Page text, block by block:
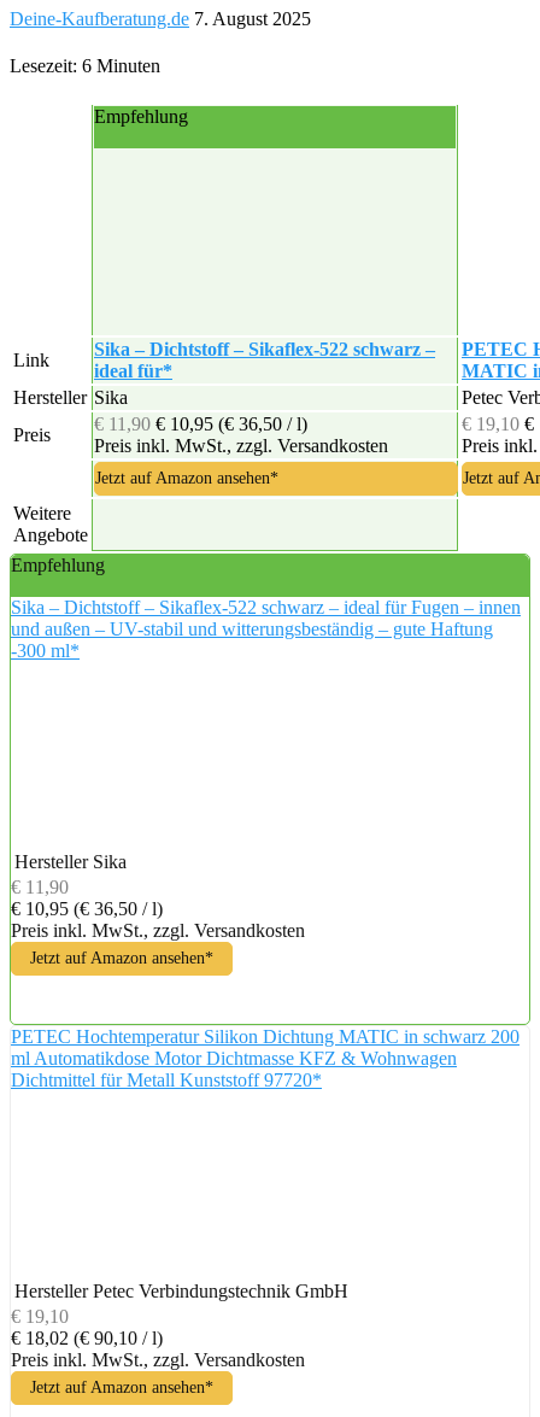
Deine-Kaufberatung.de 7. August 2025
Lesezeit: 6 Minuten
Empfehlung
Link
Sika – Dichtstoff – Sikaflex-522 schwarz –
ideal für*
PETEC
MATIC
Hersteller Sika
Petec
Preis
€ 11,90 € 10,95 (€ 36,50 / l)
Preis inkl. MwSt., zzgl. Versandkosten
€ 19,10 €
Preis
Jetzt auf Amazon ansehen* Jetzt auf
Weitere
Angebote
Empfehlung
Sika – Dichtstoff – Sikaflex-522 schwarz – ideal für Fugen – innen
und außen – UV-stabil und witterungsbeständig – gute Haftung
-300 ml*
Hersteller Sika
€ 11,90
€ 10,95 (€ 36,50 / l)
Preis inkl. MwSt., zzgl. Versandkosten
Jetzt auf Amazon ansehen*
PETEC Hochtemperatur Silikon Dichtung MATIC in schwarz 200
ml Automatikdose Motor Dichtmasse KFZ & Wohnwagen
Dichtmittel für Metall Kunststoff 97720*
Hersteller Petec Verbindungstechnik GmbH
€ 19,10
€ 18,02 (€ 90,10 / l)
Preis inkl. MwSt., zzgl. Versandkosten
Jetzt auf Amazon ansehen*